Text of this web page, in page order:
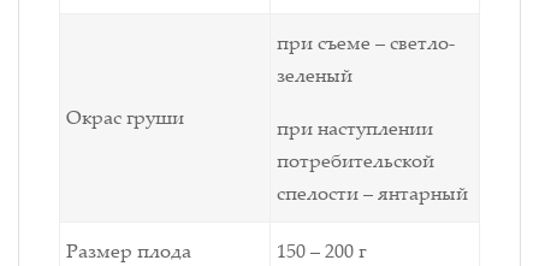
Окрас груши
при съеме – светло-
зеленый
при наступлении
потребительской
спелости – янтарный
Размер плода 150 – 200 г